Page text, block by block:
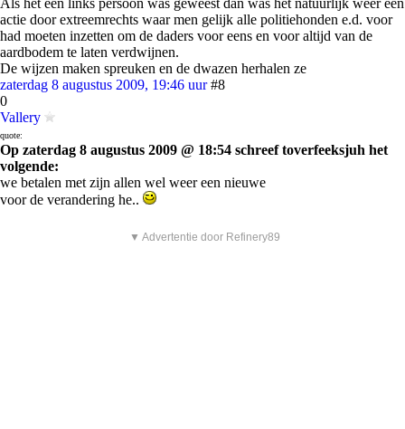
Als het een links persoon was geweest dan was het natuurlijk weer een
actie door extreemrechts waar men gelijk alle politiehonden e.d. voor
had moeten inzetten om de daders voor eens en voor altijd van de
aardbodem te laten verdwijnen.
De wijzen maken spreuken en de dwazen herhalen ze
zaterdag 8 augustus 2009, 19:46 uur #8
0
Vallery
quote:
Op zaterdag 8 augustus 2009 @ 18:54 schreef toverfeeksjuh het
volgende:
we betalen met zijn allen wel weer een nieuwe
voor de verandering he..
▼ Advertentie door Refinery89